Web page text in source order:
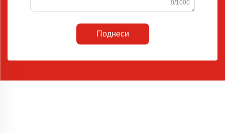
0/1000
Поднеси